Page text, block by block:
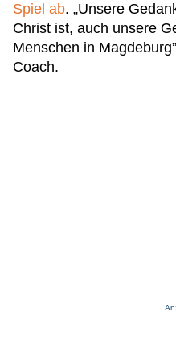
Spiel ab. „Unsere
Christ ist, auch unsere
Menschen in
Coach.